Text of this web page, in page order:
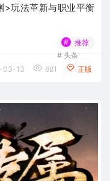
>玩法革新与职业平衡
#
推荐
# 头条
03-13 681 正版